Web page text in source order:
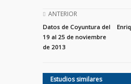
ANTERIOR
Datos de Coyuntura del
19 al 25 de noviembre
de 2013
Estudios similares